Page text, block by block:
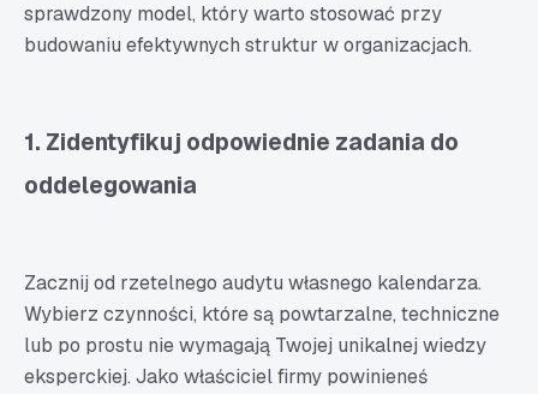
sprawdzony model, który warto stosować przy
budowaniu efektywnych struktur w organizacjach.
1. Zidentyfikuj odpowiednie zadania do
oddelegowania
Zacznij od rzetelnego audytu własnego kalendarza.
Wybierz czynności, które są powtarzalne, techniczne
lub po prostu nie wymagają Twojej unikalnej wiedzy
eksperckiej. Jako właściciel firmy powinieneś